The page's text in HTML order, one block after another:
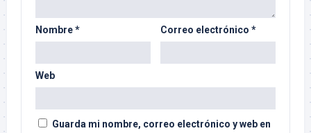
Nombre* Correo electrónico *
Web
Guarda mi nombre, correo electrónico y web en